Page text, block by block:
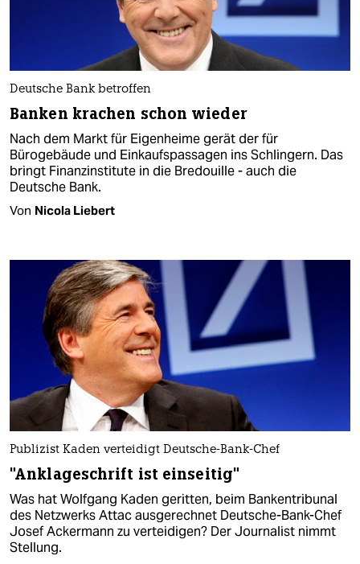
Deutsche Bank betroffen
Banken krachen schon wieder
Nach dem Markt für Eigenheime gerät der für
Bürogebäude und Einkaufspassagen ins Schlingern. Das
bringt Finanzinstitute in die Bredouille - auch die
Deutsche Bank.
Von Nicola Liebert
Publizist Kaden verteidigt Deutsche-Bank-Chef
"Anklageschrift ist einseitig"
Was hat Wolfgang Kaden geritten, beim Bankentribunal
des Netzwerks Attac ausgerechnet Deutsche-Bank-Chef
Josef Ackermann zu verteidigen? Der Journalist nimmt
Stellung.